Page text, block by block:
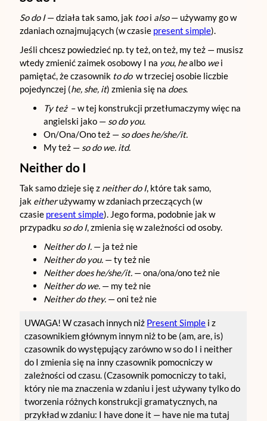
So do I— działa tak samo, jak tooi also— używamy go w
zdaniach oznajmujących (w czasie present simple).
Jeśli chcesz powiedzieć np. ty też, on też, my też — musisz
wtedy zmienić zaimek osobowy I na you, healbo wei
pamiętać, że czasownik to dow trzeciej osobie liczbie
pojedynczej (he, she, it) zmienia się na does.
Ty też– w tej konstrukcji przetłumaczymy więc na
angielski jako — so do you.
On/Ona/Ono też — so does he/she/it.
My też — so do we. itd.
Neither do I
Tak samo dzieje się z neither do I, które tak samo,
jak eitherużywamy w zdaniach przeczących (w
czasie present simple). Jego forma, podobnie jak w
przypadku so do I, zmienia się w zależności od osoby.
Neither do I. — ja też nie
Neither do you. — ty też nie
Neither does he/she/it. — ona/ona/ono też nie
Neither do we. — my też nie
Neither do they. — oni też nie
UWAGA! W czasach innych niż Present Simple i z
czasownikiem głównym innym niż to be (am, are, is)
czasownik do występujący zarówno w so do I i neither
do I zmienia się na inny czasownik pomocniczy w
zależności od czasu. (Czasownik pomocniczy to taki,
który nie ma znaczenia w zdaniu i jest używany tylko do
tworzenia różnych konstrukcji gramatycznych, na
przykład w zdaniu: I have done it — have nie ma tutaj